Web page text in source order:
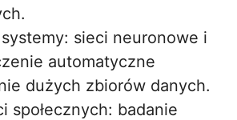
sieci neuronowe i
automatyczne
dużych zbiorów danych.
społecznych: badanie